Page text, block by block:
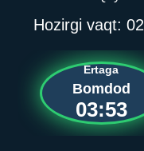
Hozirgi vaqt:
Ertaga
Bomdod
03:53